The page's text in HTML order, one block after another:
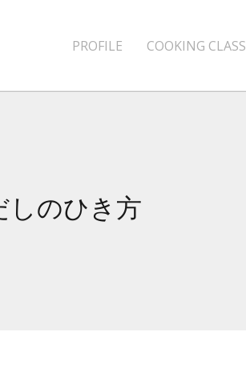
PROFILE COOKING CLASS
しのひき方